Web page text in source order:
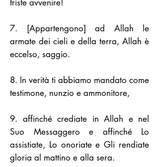
triste avvenire!
7. [Appartengono] ad Allah le
armate dei cieli e della terra, Allah è
eccelso, saggio.
8. In verità ti abbiamo mandato come
testimone, nunzio e ammonitore,
9. affinché crediate in Allah e nel
Suo Messaggero e affinché Lo
assistiate, Lo onoriate e Gli rendiate
gloria al mattino e alla sera.